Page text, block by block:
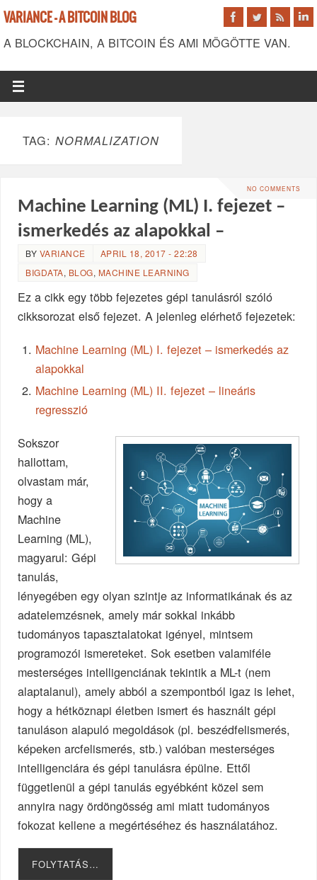
VARIANCE - A BITCOIN BLOG
A BLOCKCHAIN, A BITCOIN ÉS AMI MÖGÖTTE VAN.
TAG: NORMALIZATION
NO COMMENTS
Machine Learning (ML) I. fejezet –
ismerkedés az alapokkal –
BY VARIANCE
APRIL 18, 2017 - 22:28
BIGDATA, BLOG, MACHINE LEARNING
Ez a cikk egy több fejezetes gépi tanulásról szóló
cikksorozat első fejezet. A jelenleg elérhető fejezetek:
Machine Learning (ML) I. fejezet – ismerkedés az
alapokkal
Machine Learning (ML) II. fejezet – lineáris
regresszió
Sokszor
hallottam,
olvastam már,
hogy a
Machine
Learning (ML),
magyarul: Gépi
tanulás,
lényegében egy olyan szintje az informatikának és az
adatelemzésnek, amely már sokkal inkább
tudományos tapasztalatokat igényel, mintsem
programozói ismereteket. Sok esetben valamiféle
mesterséges intelligenciának tekintik a ML-t (nem
alaptalanul), amely abból a szempontból igaz is lehet,
hogy a hétköznapi életben ismert és használt gépi
tanuláson alapuló megoldások (pl. beszédfelismerés,
képeken arcfelismerés, stb.) valóban mesterséges
intelligenciára és gépi tanulásra épülne. Ettől
függetlenül a gépi tanulás egyébként közel sem
annyira nagy ördöngösség ami miatt tudományos
fokozat kellene a megértéséhez és használatához.
FOLYTATÁS…